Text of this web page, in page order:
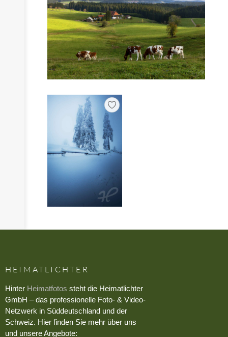
HEIMATLICHTER
Hinter Heimatfotos steht die Heimatlichter
GmbH – das professionelle Foto- & Video-
Netzwerk in Süddeutschland und der
Schweiz. Hier finden Sie mehr über uns
und unsere Angebote: